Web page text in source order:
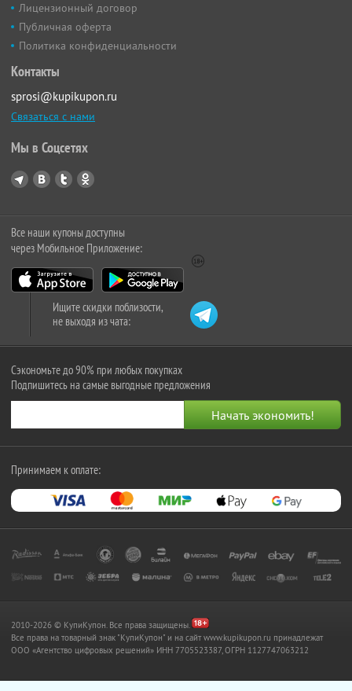
Лицензионный договор
Публичная оферта
Политика конфиденциальности
Контакты
sprosi@kupikupon.ru
Связаться с нами
Мы в Соцсетях
Все наши купоны доступны
через Мобильное Приложение:
Ищите скидки поблизости,
не выходя из чата:
Сэкономьте до 90% при любых покупках
Подпишитесь на самые выгодные предложения
Принимаем к оплате:
2010-2026 © КупиКупон. Все права защищены.
Все права на товарный знак "КупиКупон" и на сайт www.kupikupon.ru принадлежат
OOO «Агентство цифровых решений» ИНН 7705523387, ОГРН 1127747063212